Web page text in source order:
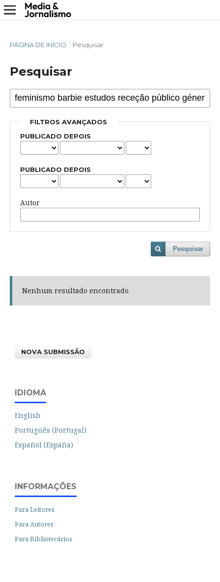
PÁGINA DE INÍCIO / Pesquisar
Pesquisar
FILTROS AVANÇADOS
PUBLICADO DEPOIS
PUBLICADO DEPOIS
Autor
Pesquisar
Nenhum resultado encontrado
NOVA SUBMISSÃO
IDIOMA
English
Português (Portugal)
Español (España)
INFORMAÇÕES
Para Leitores
Para Autores
Para Bibliotecários